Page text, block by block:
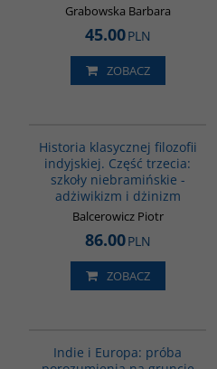
Grabowska Barbara
45.00PLN
ZOBACZ
Historia klasycznej filozofii
indyjskiej. Część trzecia:
szkoły niebramińskie -
adżiwikizm i dżinizm
Balcerowicz Piotr
86.00PLN
ZOBACZ
Indie i Europa: próba